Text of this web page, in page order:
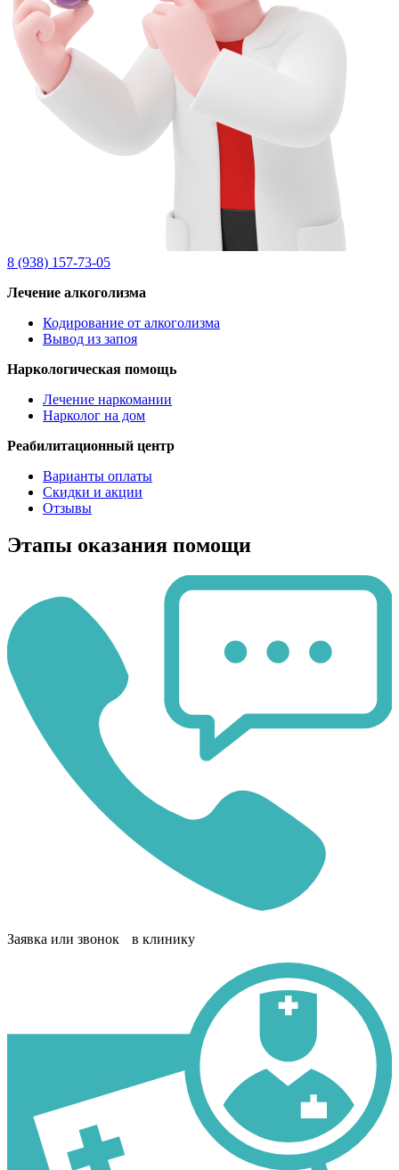
8 (938) 157-73-05
Лечение алкоголизма
Кодирование от алкоголизма
Вывод из запоя
Наркологическая помощь
Лечение наркомании
Нарколог на дом
Реабилитационный центр
Варианты оплаты
Скидки и акции
Отзывы
Этапы оказания помощи
Заявка или звонок в клинику